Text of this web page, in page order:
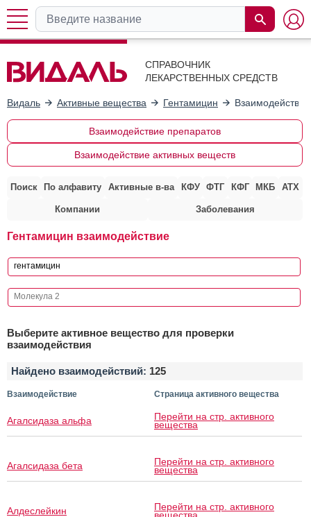
СПРАВОЧНИК
ЛЕКАРСТВЕННЫХ СРЕДСТВ
Видаль Активные вещества Гентамицин
Взаимодействие препаратов
Взаимодействие активных веществ
Поиск По алфавиту Активные в-ва КФУ ФТГ КФГ МКБ АТХ
Компании Заболевания
Гентамицин взаимодействие
Выберите активное вещество для проверки
взаимодействия
Найдено взаимодействий: 125
Взаимодействие Страница активного вещества
Агалсидаза альфа Перейти на стр. активного
вещества
Агалсидаза бета Перейти на стр. активного
вещества
Алдеслейкин Перейти на стр. активного